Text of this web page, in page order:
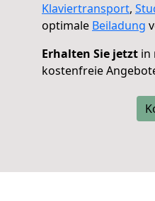
Klaviertransport,
optimale Beiladung
Erhalten Sie jetzt in
kostenfreie